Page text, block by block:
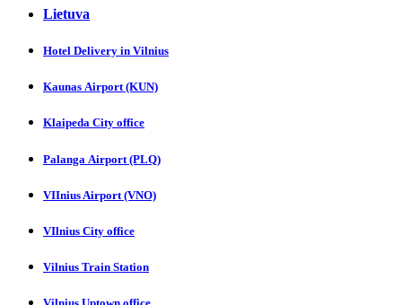
Lietuva
Hotel Delivery in Vilnіus
Kaunas Аirport (KUN)
Klaipeda City officе
Palanga Аirport (PLQ)
VIInius Airport (VNO)
VIlnius City оffice
Vilnius Trаin Station